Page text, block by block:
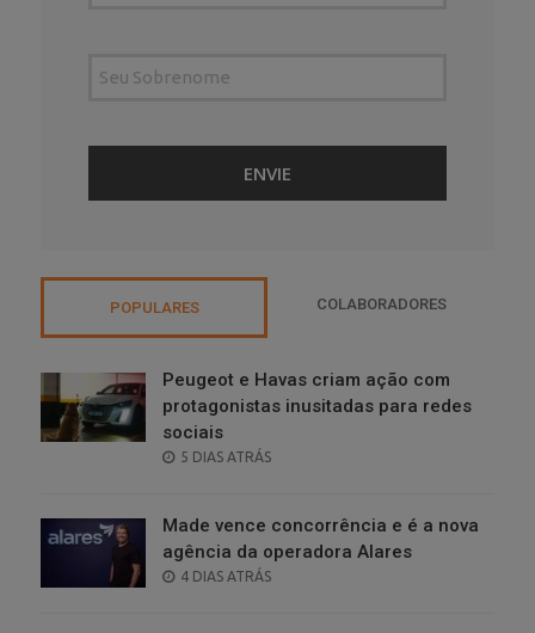
POPULARES COLABORADORES
Peugeot e Havas criam ação com
protagonistas inusitadas para redes
sociais
POSTED
5 DIAS ATRÁS
Made vence concorrência e é a nova
agência da operadora Alares
POSTED
4 DIAS ATRÁS